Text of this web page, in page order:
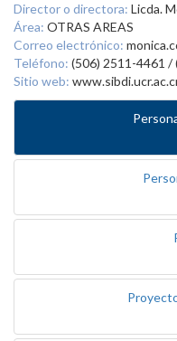
Director o directora: Licda.
Área: OTRAS AREAS
Correo electrónico:
Teléfono: (506) 2511-4461 /
Sitio web: